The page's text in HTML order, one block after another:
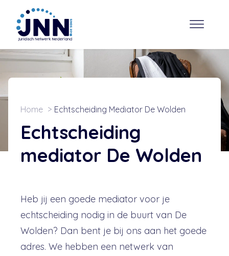
Home Echtscheiding Mediator De Wolden
Echtscheiding
mediator De Wolden
Heb jij een goede mediator voor je
echtscheiding nodig in de buurt van De
Wolden? Dan bent je bij ons aan het goede
adres. We hebben een netwerk van